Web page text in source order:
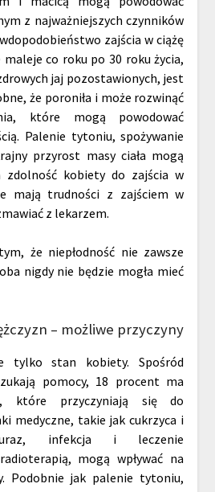
z najważniejszych czynników
zajścia w ciążę
co roku po 30 roku życia,
jaj pozostawionych, jest
że poroniła i może rozwinąć
które mogą powodować
Palenie tytoniu, spożywanie
przyrost masy ciała mogą
zdolność kobiety do zajścia w
mają trudności z zajściem w
z lekarzem.
że niepłodność nie zawsze
nigdy nie będzie mogła mieć
– możliwe przyczyny
tylko stan kobiety. Spośród
pomocy, 18 procent ma
które przyczyniają się do
medyczne, takie jak cukrzyca i
uraz, infekcja i leczenie
mogą wpływać na
Podobnie jak palenie tytoniu,